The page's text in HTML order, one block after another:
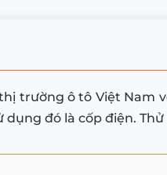
trường ô tô Việt
đó là cốp điện.